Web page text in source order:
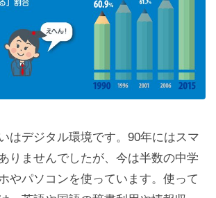
はデジタル環境です。90年にはスマ
りませんでしたが、今は半数の中学
やパソコンを使っています。使って